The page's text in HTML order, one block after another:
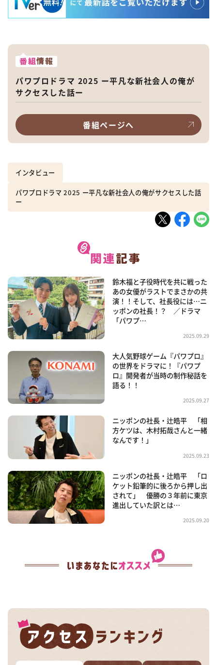
番組情報
パワプロドラマ 2025 ー平凡な新社会人の俺が
サクセスした話ー
番組ページへ
インタビュー
パワプロドラマ 2025 ー平凡な新社会人の俺がサクセスした話
ー
鈴木福と子役時代を共に戦った
あの女優がラストでまさかの共
演！！そして、社長役には…ニ
ッポンの社長！？ ／ドラマ
「パワプ…
2025.09.29
大人気野球ゲーム『パワプロ』
の世界をドラマに！『パワプ
ロ』開発者が当時の制作秘話を
語る！！
2025.09.27
ニッポンの社長・辻皓平 「相
方ケツは、木村拓哉さんと一緒
なんです！」
2025.09.23
ニッポンの社長・辻皓平 「ロ
ケット鉛筆的に後ろから押し出
されて」 優勝の３年前に東京
進出していた訳とは…
2025.09.20